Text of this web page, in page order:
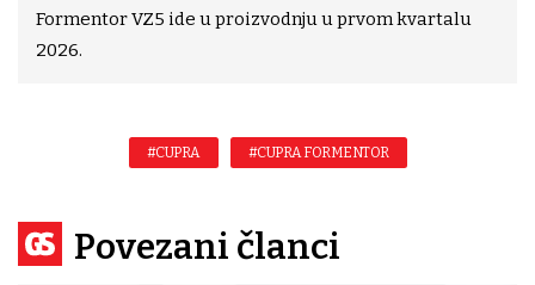
Formentor VZ5 ide u proizvodnju u prvom kvartalu
2026.
#CUPRA #CUPRA FORMENTOR
Povezani članci